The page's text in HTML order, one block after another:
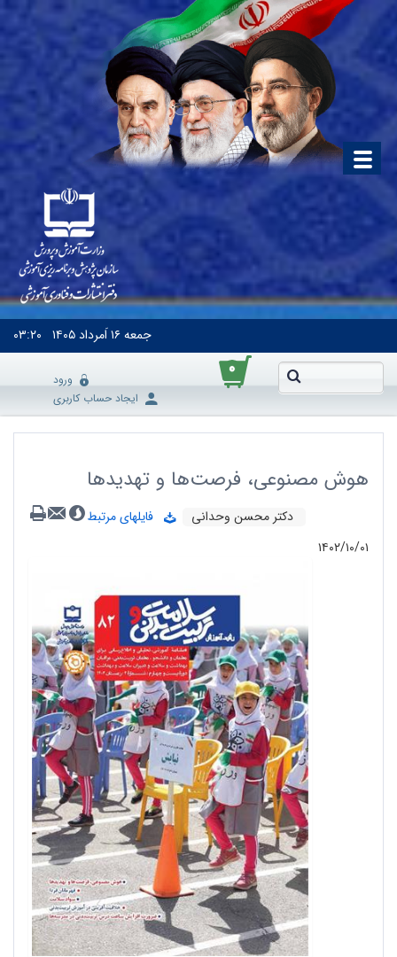
جمعه۱۶ اَمرداد ۱۴۰۵ ۰۳:۲۰
۰
ورود
ایجاد حساب کاربری
هوش مصنوعی، فرصت‌ها و تهدیدها
دکتر محسن وحدانی
فایلهای مرتبط
۱۴۰۲/۱۰/۰۱